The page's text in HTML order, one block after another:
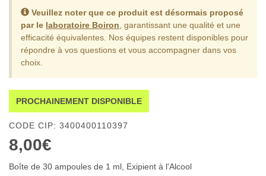
Veuillez noter que ce produit est désormais proposé
par le laboratoire Boiron , garantissant une qualité et une
efficacité équivalentes. Nos équipes restent disponibles pour
répondre à vos questions et vous accompagner dans vos
choix.
PROCHAINEMENT DISPONIBLE
CODE CIP: 3400400110397
8,00€
Boîte de 30 ampoules de 1 ml, Exipient à l'Alcool